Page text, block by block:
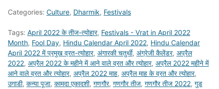
Categories: Culture, Dharmik, Festivals
Tags: April 2022 के तीज-त्योहार, Festivals - Vrat in April 2022
Month, Fool Day, Hindu Calendar April 2022, Hindu Calendar
April 2022 में प्रमुख व्रत-त्योहार, अंगारकी चतुर्थी, अंग्रेजी कैलेंडर, अप्रैल
2022, अप्रैल 2022 के महीने में आने वाले व्रत और त्योहार, अप्रैल 2022 महीने में
आने वाले व्रत और त्योहार, अप्रैल 2022 माह, अप्रैल माह के व्रत और त्योहार,
उगाडी, कन्या पूजा, कामदा एकादशी, गणगौर, गणगौर तीज, गणगौर तीज 2022, गुड